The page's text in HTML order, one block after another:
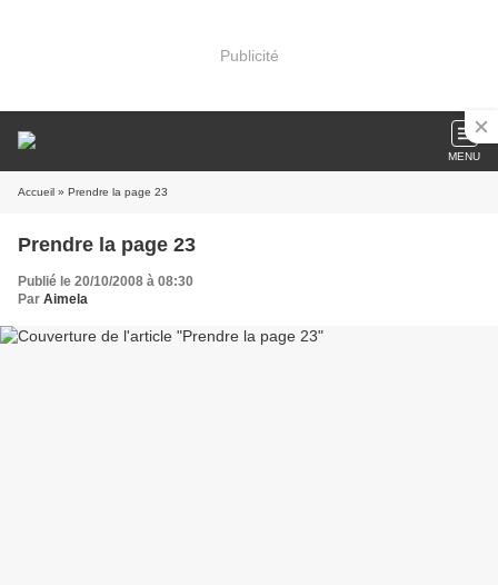
Publicité
MENU
Accueil » Prendre la page 23
Prendre la page 23
Publié le 20/10/2008 à 08:30
Par Aimela